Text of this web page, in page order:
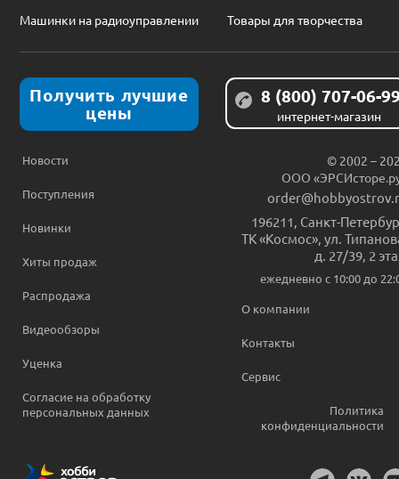
Машинки на радиоуправлении
Товары для творчества
Получить лучшие
цены
8 (800) 707-06-
интернет-магазин
Новости
Поступления
Новинки
Хиты продаж
Распродажа
Видеообзоры
Уценка
Согласие на обработку
персональных данных
© 2002 –
ООО
196211 Санкт-
ТК «Космос», ул.
д. 27/39, 2
ежедневно c 10:00 до
О компании
Контакты
Сервис
Политика
конфиденциальности